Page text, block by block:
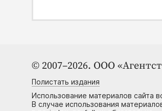
© 2007–2026. ООО
Полистать издания
Использование материалов сайта
В случае использования